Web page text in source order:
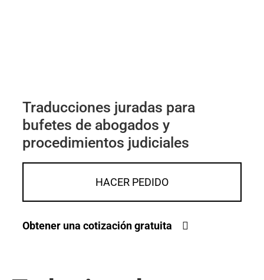
Traducciones juradas para
bufetes de abogados y
procedimientos judiciales
HACER PEDIDO
Obtener una cotización gratuita